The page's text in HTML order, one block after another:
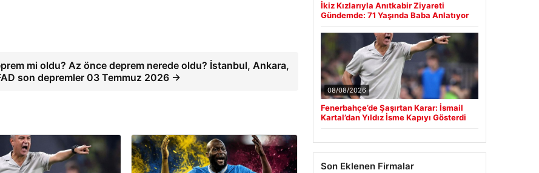
mi oldu? Az önce deprem nerede oldu? İstanbul, Ankara,
son depremler 03 Temmuz 2026 →
İkiz Kızlarıyla Anıtkabir Ziyareti
Gündemde: 71 Yaşında Baba Anlatıyor
08/08/2026
Fenerbahçe’de Şaşırtan Karar: İsmail
Kartal’dan Yıldız İsme Kapıyı Gösterdi
Son Eklenen Firmalar